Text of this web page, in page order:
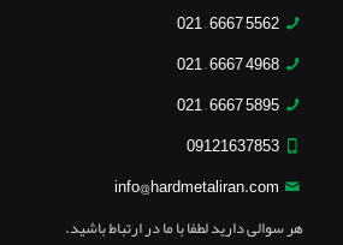
5562 6667 – 021
4968 6667 – 021
5895 6667 – 021
09121637853
info@hardmetaliran.com
هر سوالی دارید لطفا با ما در ارتباط باشید.